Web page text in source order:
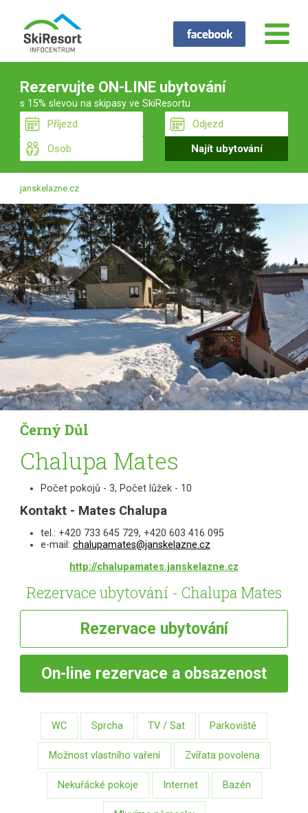
Rezervujte ON-LINE ubytování
s 15% slevou na skipasy ve SkiResortu
janskelazne.cz
Černý Důl
Chalupa Mates
Počet pokojů - 3, Počet lůžek - 10
Kontakt - Mates Chalupa
tel.: +420 733 645 729, +420 603 416 095
e-mail: chalupamates@janskelazne.cz
http://chalupamates.janskelazne.cz
Rezervace ubytování - Chalupa Mates
Rezervace ubytování
On-line rezervace a obsazenost
WC Sprcha TV / Sat Parkoviště
Možnost vlastního vaření Zvířata povolena
Nekuřácké pokoje Internet Bazén